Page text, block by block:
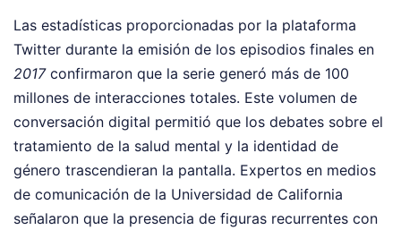
Las estadísticas proporcionadas por la plataforma
Twitter durante la emisión de los episodios finales en
2017confirmaron que la serie generó más de 100
millones de interacciones totales. Este volumen de
conversación digital permitió que los debates sobre el
tratamiento de la salud mental y la identidad de
género trascendieran la pantalla. Expertos en medios
de comunicación de la Universidad de California
señalaron que la presencia de figuras recurrentes con